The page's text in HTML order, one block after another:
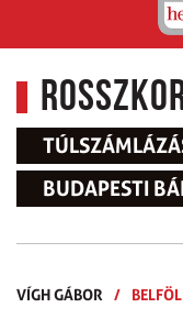
BUDAPESTI
VÍGH GÁBOR /